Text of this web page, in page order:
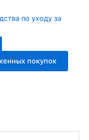
по уходу за
покупок